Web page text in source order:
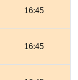
16:45
16:45